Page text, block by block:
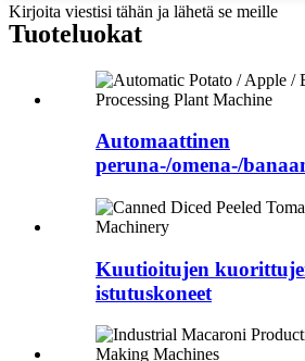
Kirjoita viestisi tähän ja lähetä se meille
Tuoteluokat
Automaattinen
peruna-/omena-/
Kuutioitujen
istutuskoneet